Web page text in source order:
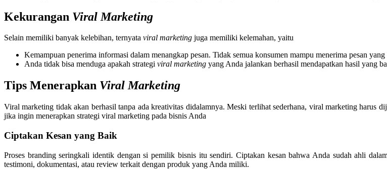
Kekurangan Viral Marketing
Selain memiliki banyak kelebihan, ternyata viral marketing juga memiliki kelemahan, yaitu
Kemampuan penerima informasi dalam menangkap pesan. Tidak semua konsumen mampu menerima pesan
Anda tidak bisa menduga apakah strategi viral marketing yang Anda jalankan berhasil mendapatkan hasil yang
Tips Menerapkan Viral Marketing
Viral marketing tidak akan berhasil tanpa ada kreativitas didalamnya. Meski terlihat sederhana, viral marketing harus
jika ingin menerapkan strategi viral marketing pada bisnis Anda
Ciptakan Kesan yang Baik
Proses branding seringkali identik dengan si pemilik bisnis itu sendiri. Ciptakan kesan bahwa Anda sudah ahli
testimoni, dokumentasi, atau review terkait dengan produk yang Anda miliki.